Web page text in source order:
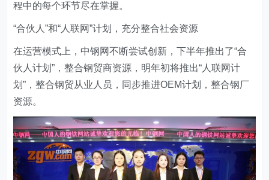
程中的每个环节尽在掌握。
“合伙人”和“人联网”计划，充分整合社会资源
在运营模式上，中钢网不断尝试创新，下半年推出了“合
伙人计划”，整合钢贸商资源，明年初将推出“人联网计
划”，整合钢贸从业人员，同步推进OEM计划，整合钢厂
资源。